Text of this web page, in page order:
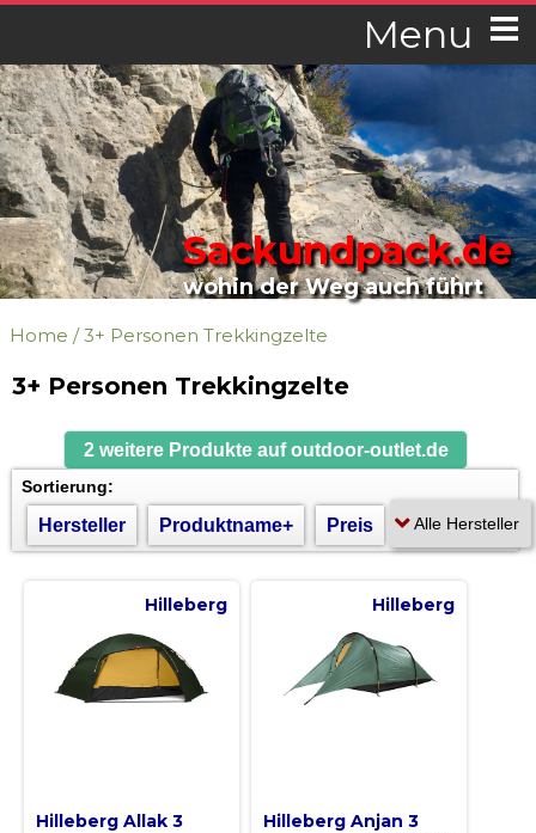
Menu
Sackundpack.de
wohin der Weg auch führt
Home /3+ Personen Trekkingzelte
3+ Personen Trekkingzelte
2 weitere Produkte auf outdoor-outlet.de
Sortierung:
Hersteller Produktname+ Preis
Hilleberg
Hilleberg Allak 3
Hilleberg
Hilleberg Anjan 3